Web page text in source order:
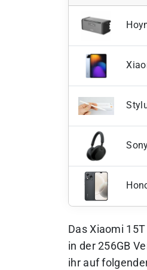
Das Xiaomi
in der 256GB
ihr auf